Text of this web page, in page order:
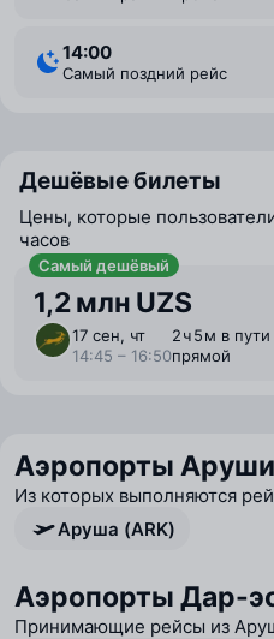
14:00
Самый поздний рейс
Дешёвые билеты
Цены, которые
часов
Самый дешёвый
1,2 млн UZS
17 сен, чт
14:45 – 16:50
2 ⁠ч 5 ⁠м в пути
прямой
Аэропорты Аруши
Из которых выполняются
Аруша (ARK)
Аэропорты Дар-
Принимающие рейсы из